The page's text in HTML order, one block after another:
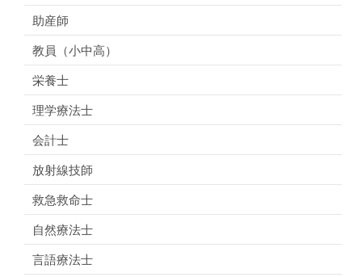
助産師
教員（小中高）
栄養士
理学療法士
会計士
放射線技師
救急救命士
自然療法士
言語療法士